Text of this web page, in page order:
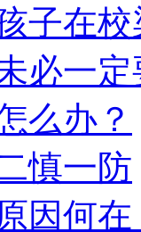
子在
必一
么办？
慎一防
因何